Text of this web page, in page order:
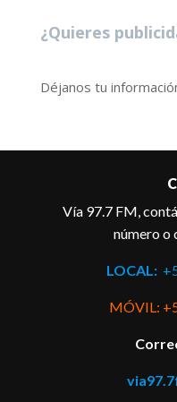
¿Quieres
Déjanos tu
Vía 97.7 FM,
número o
LOCAL:
MÓVIL: